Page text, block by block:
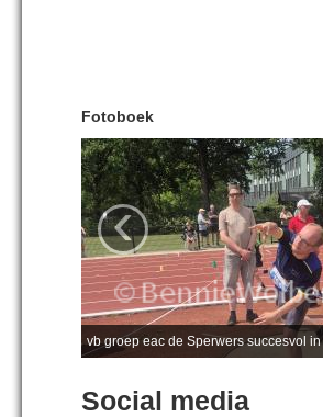
Fotoboek
vb groep eac de Sperwers succesvol
‹
Social media